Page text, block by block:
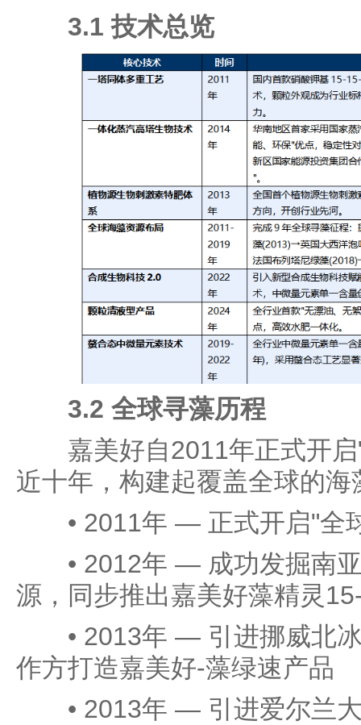
3.1 技术总览
3.2 全球寻藻历程
嘉美好自2011年正式开启
近十年，构建起覆盖全球的
• 2011年 — 正式开启"全
• 2012年 — 成功发掘南亚
源，同步推出嘉美好藻精灵
• 2013年 — 引进挪威北冰
作方打造嘉美好-藻绿速产品
• 2013年 — 引进爱尔兰大